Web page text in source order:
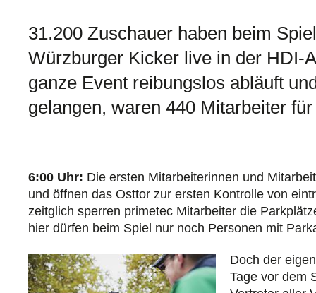
31.200 Zuschauer haben beim
Würzburger Kicker live in der HDI-
ganze Event reibungslos abläuft
gelangen, waren 440 Mitarbeiter
6:00 Uhr: Die ersten Mitarbeiterinnen und
und öffnen das Osttor zur ersten Kontrolle von
zeitglich sperren primetec Mitarbeiter die
hier dürfen beim Spiel nur noch Personen mit
Doch der
Tage vor dem